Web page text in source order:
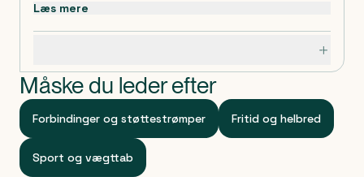
giver støtte omkring håndleddet.
Håndledsbandagen er nem at fastsætte og holder
Anvendelse:
Anvendes ved behov.
Læs mere
Måske du leder efter
Forbindinger og støttestrømper Fritid og helbred
Sport og vægttab